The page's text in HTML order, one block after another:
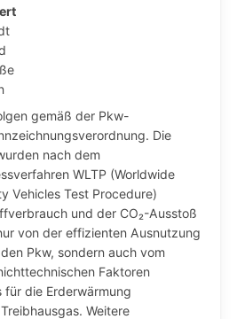
gemäß der Pkw-
Die
nach dem
WLTP (Worldwide
Vehicles Test Procedure)
und der CO₂-Ausstoß
von der effizienten Ausnutzung
Pkw, sondern auch vom
Faktoren
für die Erderwärmung
Weitere